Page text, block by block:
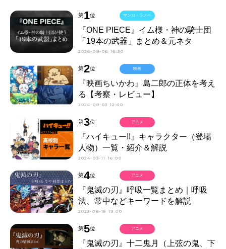
第1位
『ONE PIECE』イム様・神の騎士団
「19本の武器」まとめ＆元ネタ
2026-08-06 16:30
マンガ・ラノベ
第2位
『映画ちいかわ』島二郎の正体を考え
る【考察・レビュー】
2026-08-03 12:00
映画
第3位
『ハイキュー!!』キャラクター（登場
人物）一覧・紹介＆解説
2024-03-11 16:00
アニメ
第4位
『鬼滅の刃』呼吸一覧まとめ｜呼吸
法、常中などキーワードを解説
2023-06-15 19:00
アニメ
第5位
『鬼滅の刃』十二鬼月（上弦の鬼、下
アニメ